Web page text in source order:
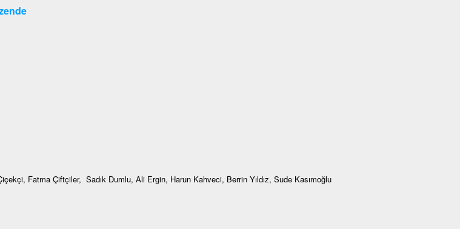
Fatma Çiftçiler, Sadık Dumlu, Ali Ergin, Harun Kahveci, Berrin Yıldız, Sude Kasımoğlu